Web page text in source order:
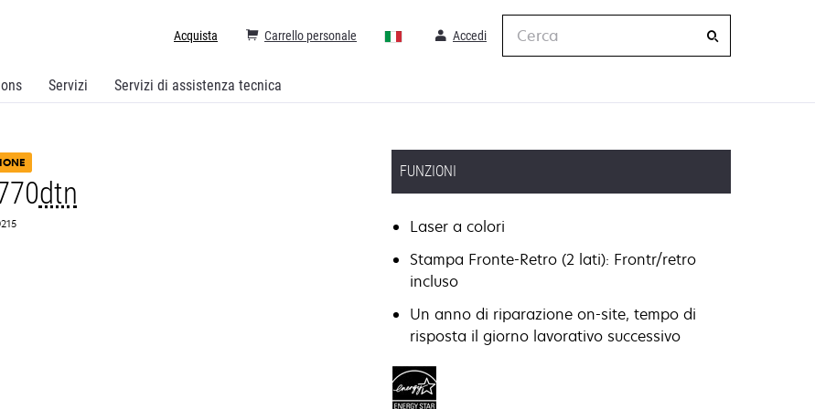
Servizi Servizi di assistenza tecnica
Accedi
Carrello personale
Acquista
dtn
FUNZIONI
Laser a colori
Stampa Fronte-Retro (2 lati): Frontr/retro
incluso
Un anno di riparazione on-site, tempo di
risposta il giorno lavorativo successivo